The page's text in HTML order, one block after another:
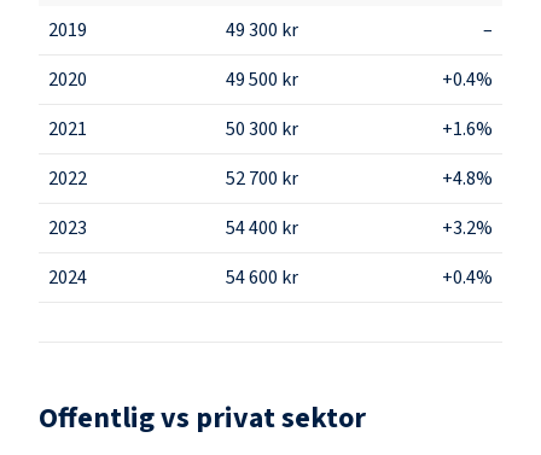
2019
49 300 kr
–
2020
49 500 kr
+0.4%
2021
50 300 kr
+1.6%
2022
52 700 kr
+4.8%
2023
54 400 kr
+3.2%
2024
54 600 kr +0.4%
Offentlig vs privat sektor